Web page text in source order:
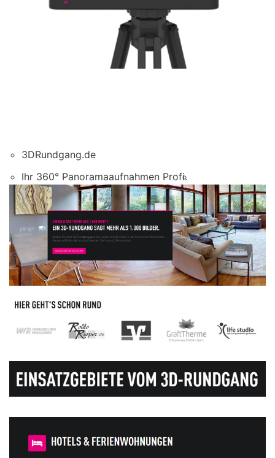
3DRundgang.de
Ihr 360° Panoramaaufnahmen Profi.